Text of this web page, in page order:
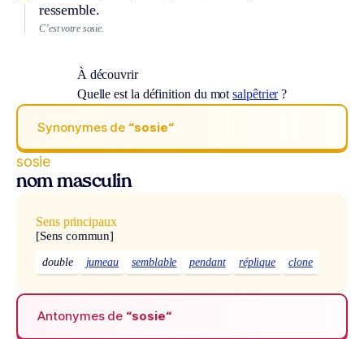
ressemble.
C’est votre sosie.
À découvrir
Quelle est la définition du motsalpêtrier?
Synonymes de “sosie“
sosie
nom masculin
Sens principaux
[Sens commun]
double jumeau semblable pendant réplique clone
Antonymes de “sosie“